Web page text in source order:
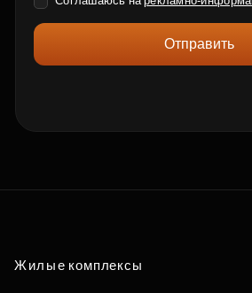
Отправить
Жилые комплексы